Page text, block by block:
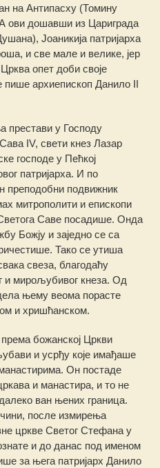
на Антипасху (Томину
ови дошавши из Цариграда
Јоаникија патријарха
и све мале и велике, јер
опет доби своје
пише архиепископ Данило II
престави у Господу
Сава IV, свети кнез Лазар
господе у Пећкој
патријарха. И по
преподобни подвижник
митрополити и епископи
Саве посадише. Онда
Божју и заједно се са
Тако се утиша
свеза, благодаћу
и мирољубивог кнеза. Од
њему веома порасте
и хришћанском.
божанској Цркви
и усрђу које имађаше
Он постаде
и манастира, и то не
ван њених граница.
после измирења
цркве Светог Стефана у
и до данас под именом
за њега патријарх Данило